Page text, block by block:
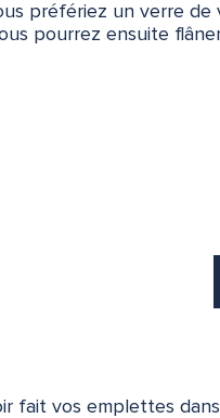
préfériez un verre de
pourrez ensuite
fait vos emplettes